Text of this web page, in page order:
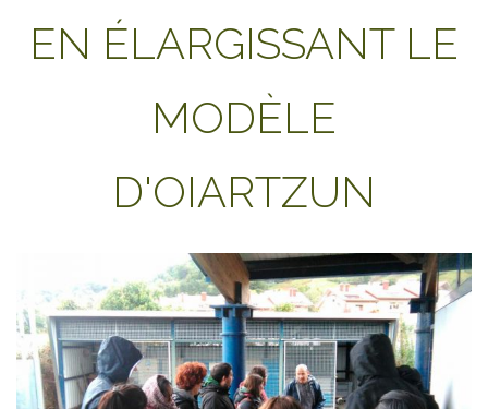
EN ÉLARGISSANT LE
MODÈLE
D'OIARTZUN